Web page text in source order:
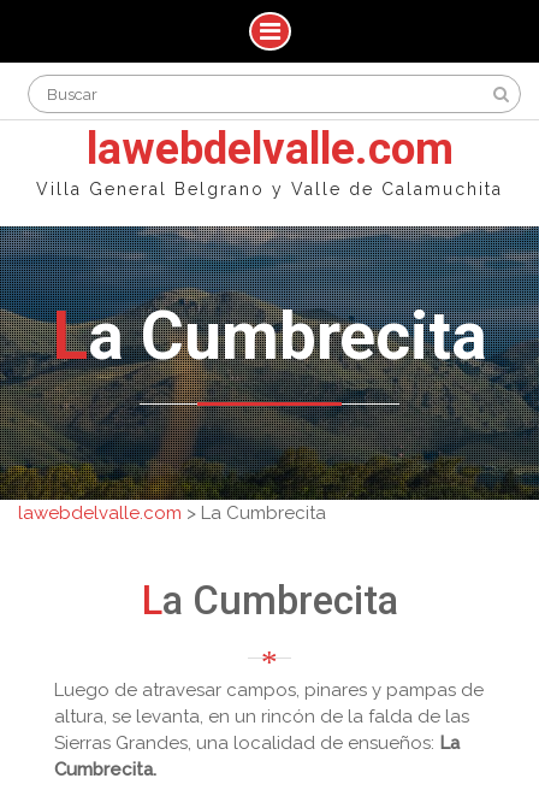
Skip
for:
lawebdelvalle.com
Villa General Belgrano y Valle de Calamuchita
La Cumbrecita
lawebdelvalle.com > La Cumbrecita
La Cumbrecita
Luego de atravesar campos, pinares y pampas de
altura, se levanta, en un rincón de la falda de las
Sierras Grandes, una localidad de ensueños: La
Cumbrecita.